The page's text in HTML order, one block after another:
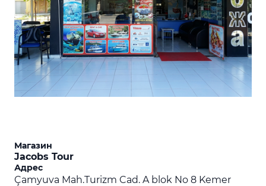
Магазин
Jacobs Tour
Адрес
Çamyuva Mah.Turizm Cad. A blok No 8 Kemer